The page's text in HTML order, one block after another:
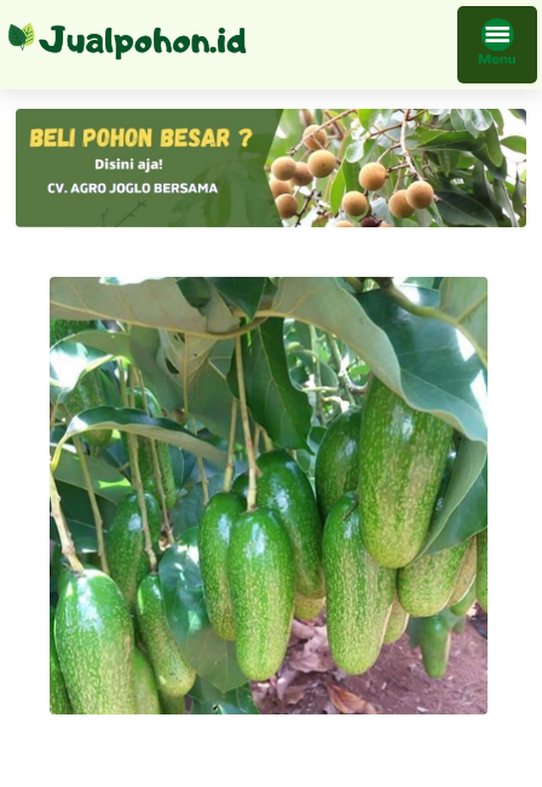
Bibit Pohon Alpukat Biji Terpopuler Cocok Dibudidayakan